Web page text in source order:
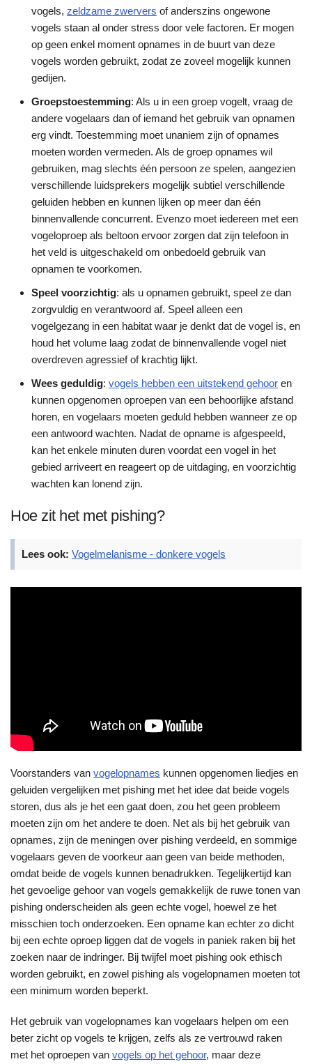
vogels, zeldzame zwervers of anderszins ongewone
vogels staan al onder stress door vele factoren. Er mogen
op geen enkel moment opnames in de buurt van deze
vogels worden gebruikt, zodat ze zoveel mogelijk kunnen
gedijen.
Groepstoestemming: Als u in een groep vogelt, vraag de
andere vogelaars dan of iemand het gebruik van opnamen
erg vindt. Toestemming moet unaniem zijn of opnames
moeten worden vermeden. Als de groep opnames wil
gebruiken, mag slechts één persoon ze spelen, aangezien
verschillende luidsprekers mogelijk subtiel verschillende
geluiden hebben en kunnen lijken op meer dan één
binnenvallende concurrent. Evenzo moet iedereen met een
vogeloproep als beltoon ervoor zorgen dat zijn telefoon in
het veld is uitgeschakeld om onbedoeld gebruik van
opnamen te voorkomen.
Speel voorzichtig: als u opnamen gebruikt, speel ze dan
zorgvuldig en verantwoord af. Speel alleen een
vogelgezang in een habitat waar je denkt dat de vogel is, en
houd het volume laag zodat de binnenvallende vogel niet
overdreven agressief of krachtig lijkt.
Wees geduldig: vogels hebben een uitstekend gehoor en
kunnen opgenomen oproepen van een behoorlijke afstand
horen, en vogelaars moeten geduld hebben wanneer ze op
een antwoord wachten. Nadat de opname is afgespeeld,
kan het enkele minuten duren voordat een vogel in het
gebied arriveert en reageert op de uitdaging, en voorzichtig
wachten kan lonend zijn.
Hoe zit het met pishing?
Lees ook: Vogelmelanisme - donkere vogels
Voorstanders van vogelopnames kunnen opgenomen liedjes en
geluiden vergelijken met pishing met het idee dat beide vogels
storen, dus als je het een gaat doen, zou het geen probleem
moeten zijn om het andere te doen. Net als bij het gebruik van
opnames, zijn de meningen over pishing verdeeld, en sommige
vogelaars geven de voorkeur aan geen van beide methoden,
omdat beide de vogels kunnen benadrukken. Tegelijkertijd kan
het gevoelige gehoor van vogels gemakkelijk de ruwe tonen van
pishing onderscheiden als geen echte vogel, hoewel ze het
misschien toch onderzoeken. Een opname kan echter zo dicht
bij een echte oproep liggen dat de vogels in paniek raken bij het
zoeken naar de indringer. Bij twijfel moet pishing ook ethisch
worden gebruikt, en zowel pishing als vogelopnamen moeten tot
een minimum worden beperkt.
Het gebruik van vogelopnames kan vogelaars helpen om een
beter zicht op vogels te krijgen, zelfs als ze vertrouwd raken
met het oproepen van vogels op het gehoor, maar deze